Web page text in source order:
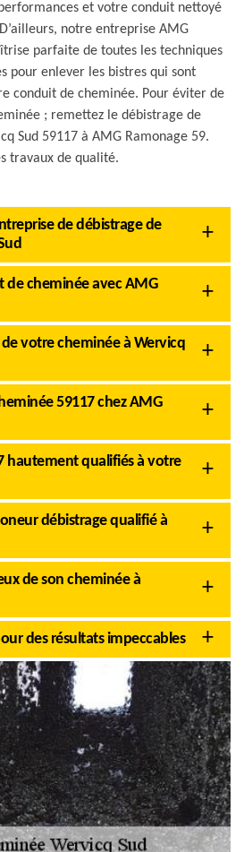
et votre conduit nettoyé
notre entreprise AMG
parfaite de toutes les techniques
pour enlever les bistres qui sont
conduit de cheminée. Pour éviter de
; remettez le débistrage de
Sud 59117 à AMG Ramonage 59.
travaux de qualité.
de débistrage de
de cheminée avec AMG
de votre cheminée à Wervicq
59117 chez AMG
hautement qualifiés à votre
débistrage qualifié à
de son cheminée à
des résultats impeccables